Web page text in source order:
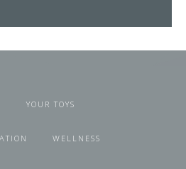
YOUR TOYS
WELLNESS